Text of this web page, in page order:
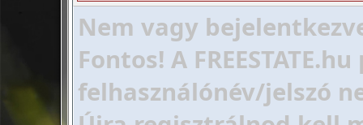
Nem vagy
Fontos! A
felhasználónév/jelszó